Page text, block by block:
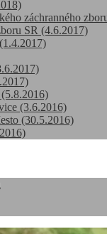
záchranného
SR (4.6.2017)
(3.6.2016)
(30.5.2016)